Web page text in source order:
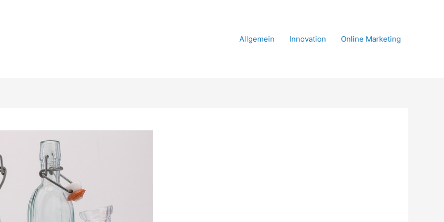
Allgemein Innovation Online Marketing